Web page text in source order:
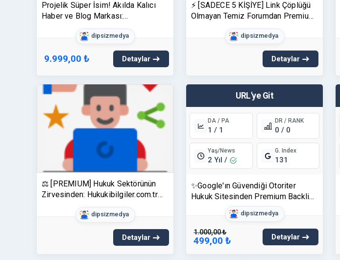
Projelik Süper İsim! Akılda Kalıcı
Haber ve Blog Markası:
Bilmekgerek.com
dipsizmedya
9.999,00 ₺ Detaylar
⚡ [SADECE 5 KİŞİYE] Link Çöplüğü
Olmayan Temiz Forumdan Premium
Footer Fırsatı
dipsizmedya
Detaylar
⚖️ [PREMIUM] Hukuk Sektörünün
Zirvesinden: Hukukibilgiler.com.tr
Footer Link (Sadece 3 Adet!)
dipsizmedya
Detaylar
URL'ye Git
DA / PA
1 / 1
DR / RANK
0 / 0
Yaş/News
2 Yıl /
G. Index
131
✨Google'ın Güvendiği Otoriter
Hukuk Sitesinden Premium Backlink
Fırsatı! (News Kayıtlı)
dipsizmedya
1.000,00 ₺
499,00 ₺ Detaylar